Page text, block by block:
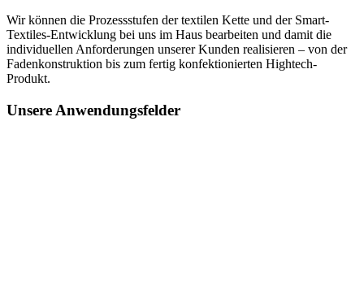
Wir können die Prozessstufen der textilen Kette und der Smart-
Textiles-Entwicklung bei uns im Haus bearbeiten und damit die
individuellen Anforderungen unserer Kunden realisieren – von der
Fadenkonstruktion bis zum fertig konfektionierten Hightech-
Produkt.
Unsere Anwendungsfelder